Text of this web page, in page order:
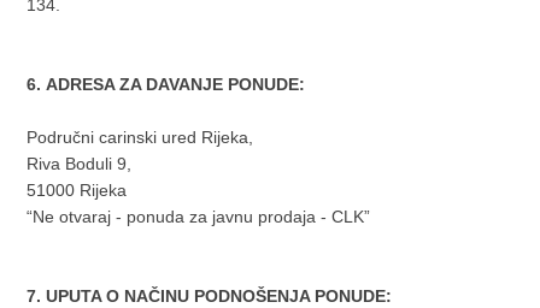
134.
6. ADRESA ZA DAVANJE PONUDE:
Područni carinski ured Rijeka,
Riva Boduli 9,
51000 Rijeka
“Ne otvaraj - ponuda za javnu prodaja - CLK”
7. UPUTA O NAČINU PODNOŠENJA PONUDE: